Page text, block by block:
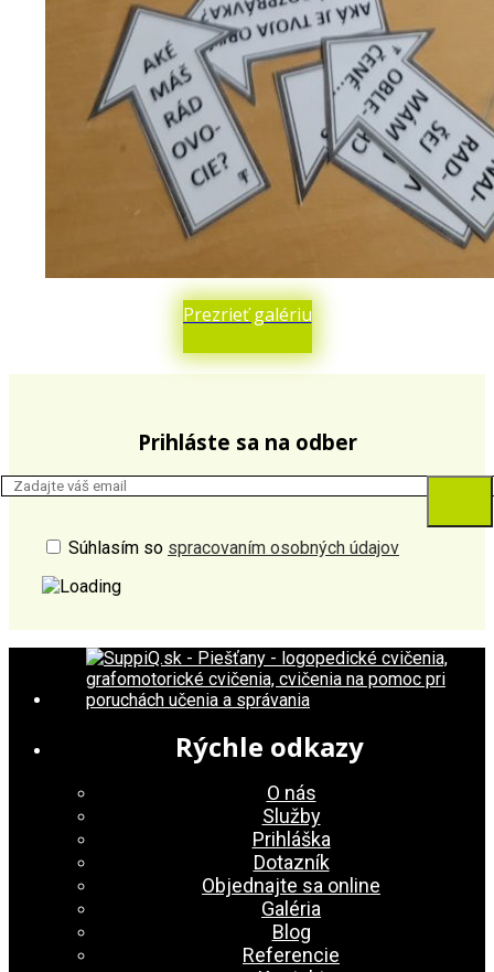
Prezrieť galériu
Prihláste sa na odber
Súhlasím so spracovaním osobných údajov
Rýchle odkazy
O nás
Služby
Prihláška
Dotazník
Objednajte sa online
Galéria
Blog
Referencie